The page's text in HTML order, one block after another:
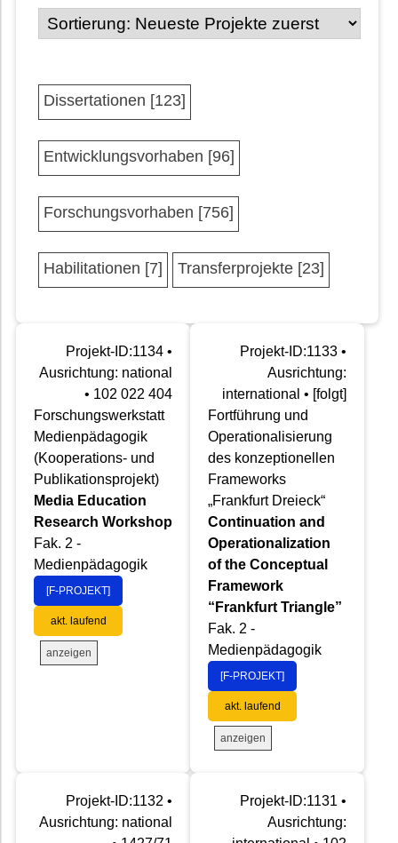
Dissertationen [123]
Entwicklungsvorhaben [96]
Forschungsvorhaben [756]
Habilitationen [7] Transferprojekte [23]
Projekt-ID:1134 •
Ausrichtung: national
• 102 022 404
Forschungswerkstatt
Medienpädagogik
(Kooperations- und
Publikationsprojekt)
Media Education
Research Workshop
Fak. 2 -
Medienpädagogik
[F-PROJEKT]
akt. laufend
anzeigen
Projekt-ID:1133 •
Ausrichtung:
international • [folgt]
Fortführung und
Operationalisierung
des konzeptionellen
Frameworks
„Frankfurt Dreieck“
Continuation and
Operationalization
of the Conceptual
Framework
“Frankfurt Triangle”
Fak. 2 -
Medienpädagogik
[F-PROJEKT]
akt. laufend
anzeigen
Projekt-ID:1132 •
Ausrichtung: national
Projekt-ID:1131 •
Ausrichtung: